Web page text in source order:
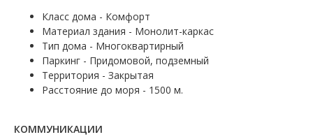
Класс дома - Комфорт
Материал здания - Монолит-каркас
Тип дома - Многоквартирный
Паркинг - Придомовой, подземный
Территория - Закрытая
Расстояние до моря - 1500 м.
КОММУНИКАЦИИ